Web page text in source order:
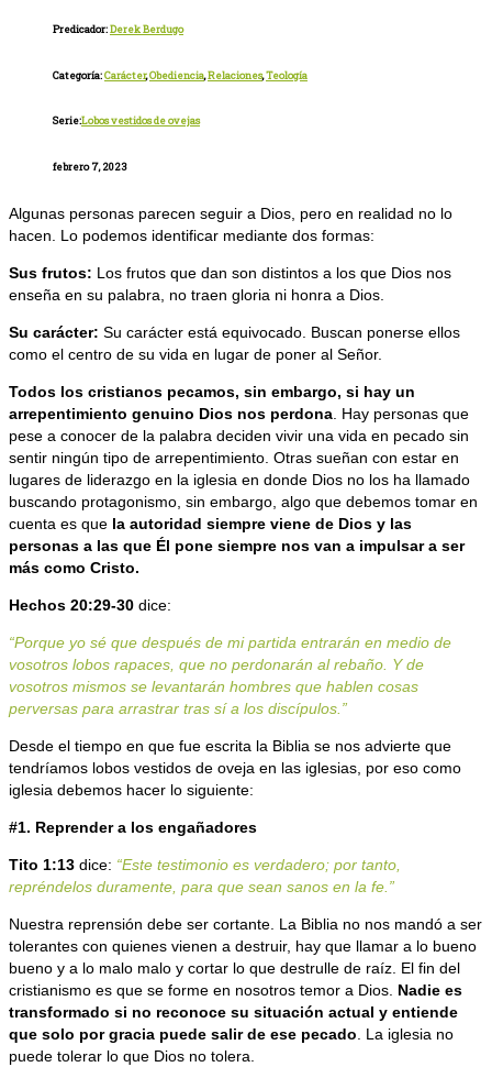
Predicador:Derek Berdugo
Categoría:Carácter,Obediencia,Relaciones,Teología
Serie:Lobos vestidos de ovejas
febrero 7, 2023
Algunas personas parecen seguir a Dios, pero en realidad no lo
hacen. Lo podemos identificar mediante dos formas:
Sus frutos: Los frutos que dan son distintos a los que Dios nos
enseña en su palabra, no traen gloria ni honra a Dios.
Su carácter: Su carácter está equivocado. Buscan ponerse ellos
como el centro de su vida en lugar de poner al Señor.
Todos los cristianos pecamos, sin embargo, si hay un
arrepentimiento genuino Dios nos perdona . Hay personas que
pese a conocer de la palabra deciden vivir una vida en pecado sin
sentir ningún tipo de arrepentimiento. Otras sueñan con estar en
lugares de liderazgo en la iglesia en donde Dios no los ha llamado
buscando protagonismo, sin embargo, algo que debemos tomar en
cuenta es que la autoridad siempre viene de Dios y las
personas a las que Él pone siempre nos van a impulsar a ser
más como Cristo.
Hechos 20:29-30 dice:
“Porque yo sé que después de mi partida entrarán en medio de
vosotros lobos rapaces, que no perdonarán al rebaño. Y de
vosotros mismos se levantarán hombres que hablen cosas
perversas para arrastrar tras sí a los discípulos.”
Desde el tiempo en que fue escrita la Biblia se nos advierte que
tendríamos lobos vestidos de oveja en las iglesias, por eso como
iglesia debemos hacer lo siguiente:
#1. Reprender a los engañadores
Tito 1:13 dice: “Este testimonio es verdadero; por tanto,
repréndelos duramente, para que sean sanos en la fe.”
Nuestra reprensión debe ser cortante. La Biblia no nos mandó a ser
tolerantes con quienes vienen a destruir, hay que llamar a lo bueno
bueno y a lo malo malo y cortar lo que destrulle de raíz. El fin del
cristianismo es que se forme en nosotros temor a Dios. Nadie es
transformado si no reconoce su situación actual y entiende
que solo por gracia puede salir de ese pecado . La iglesia no
puede tolerar lo que Dios no tolera.